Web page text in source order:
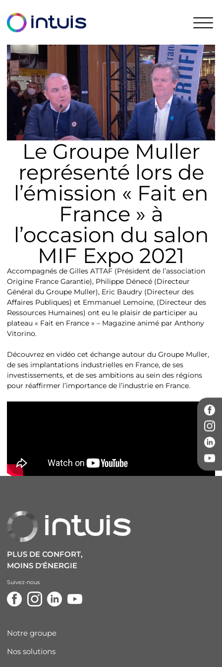
Le Groupe Muller
représenté lors de
l’émission « Fait en
France » à
l’occasion du salon
MIF Expo 2021
Accompagnés de Gilles ATTAF (Président de l’association
Origine France Garantie), Philippe Dénecé (Directeur
Général du Groupe Muller), Eric Baudry (Directeur des
Affaires Publiques) et Emmanuel Lemoine, (Directeur des
Ressources Humaines) ont eu le plaisir de participer au
plateau « Fait en France » – Magazine animé par Anthony
Vitorino.
Découvrez en vidéo cet échange autour du Groupe Muller,
de ses implantations industrielles en France, de ses
investissements, et de ses ambitions au sein des régions
pour réaffirmer l’importance de l’industrie en France.
PLUS DE CONFORT,
MOINS D'ÉNERGIE
Suivez-nous
Notre groupe
Nos solutions